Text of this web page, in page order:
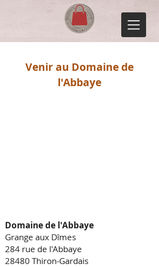
Venir au Domaine de
l'Abbaye
Domaine de l'Abbaye
Grange aux Dîmes
284 rue de l'Abbaye
28480 Thiron-Gardais